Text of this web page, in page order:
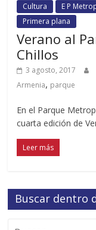
Cultura
E P
Primera plana
Verano al
Chillos
3 agosto, 2017
Armenia, parque
En el Parque
cuarta edición de
Leer más
Buscar dentro